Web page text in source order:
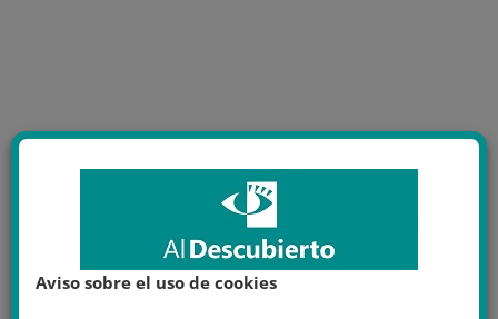
Aviso sobre el uso de cookies